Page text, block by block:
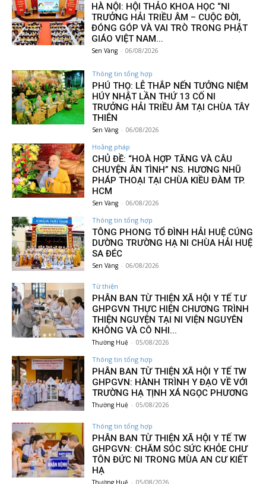
HÀ NỘI: HỘI THẢO KHOA HỌC “NI
TRƯỞNG HẢI TRIỀU ÂM – CUỘC ĐỜI,
ĐÓNG GÓP VÀ VAI TRÒ TRONG PHẬT
GIÁO VIỆT NAM...
Sen Vàng - 06/08/2026
Thông tin tổng hợp
PHÚ THỌ: LỄ THẮP NẾN TƯỞNG NIỆM
HÚY NHẬT LẦN THỨ 13 CỐ NI
TRƯỞNG HẢI TRIỀU ÂM TẠI CHÙA TÂY
THIÊN
Sen Vàng - 06/08/2026
Hoằng pháp
CHỦ ĐỀ: “HOÀ HỢP TĂNG VÀ CÂU
CHUYỆN ÂN TÌNH” NS. HƯƠNG NHŨ
PHÁP THOẠI TẠI CHÙA KIỀU ĐÀM TP.
HCM
Sen Vàng - 06/08/2026
Thông tin tổng hợp
TÔNG PHONG TỔ ĐÌNH HẢI HUỆ CÚNG
DƯỜNG TRƯỜNG HẠ NI CHÙA HẢI HUỆ
SA ĐÉC
Sen Vàng - 06/08/2026
Từ thiện
PHÂN BAN TỪ THIỆN XÃ HỘI Y TẾ T.Ư
GHPGVN THỰC HIỆN CHƯƠNG TRÌNH
THIỆN NGUYỆN TẠI NI VIỆN NGUYÊN
KHÔNG VÀ CÔ NHI...
Thường Huệ - 05/08/2026
Thông tin tổng hợp
PHÂN BAN TỪ THIỆN XÃ HỘI Y TẾ TW
GHPGVN: HÀNH TRÌNH Y ĐẠO VỀ VỚI
TRƯỜNG HẠ TỊNH XÁ NGỌC PHƯƠNG
Thường Huệ - 05/08/2026
Thông tin tổng hợp
PHÂN BAN TỪ THIỆN XÃ HỘI Y TẾ TW
GHPGVN: CHĂM SÓC SỨC KHỎE CHƯ
TÔN ĐỨC NI TRONG MÙA AN CƯ KIẾT
HẠ
Thường Huệ - 05/08/2026